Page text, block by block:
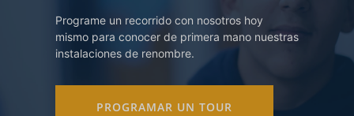
Programe un recorrido con nosotros hoy
mismo para conocer de primera mano nuestras
instalaciones de renombre.
PROGRAMAR UN TOUR